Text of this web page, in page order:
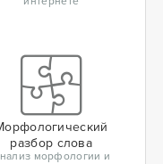
разбор слова
морфологии и